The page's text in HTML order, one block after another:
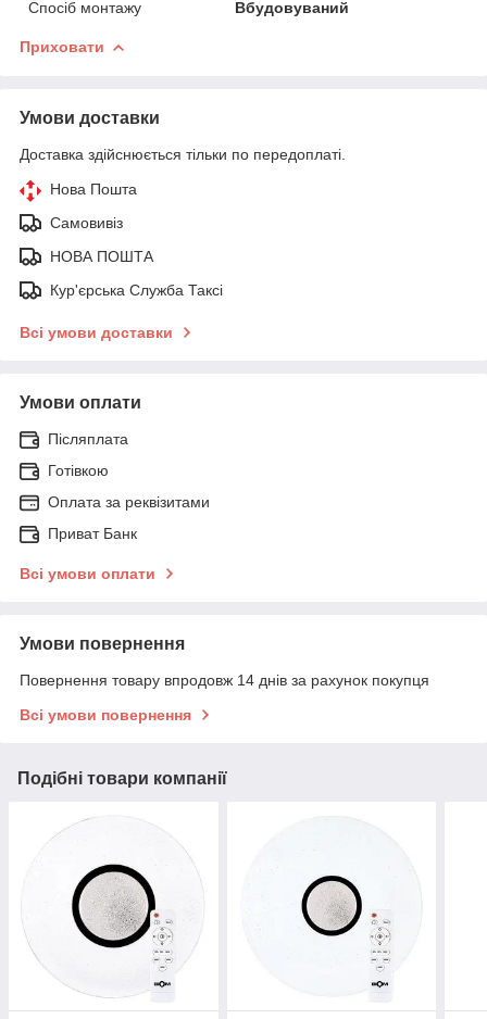
Спосіб монтажу
Вбудовуваний
Приховати
Умови доставки
Доставка здійснюється тільки по передоплаті.
Нова Пошта
Самовивіз
НОВА ПОШТА
Кур'єрська Служба Таксі
Всі умови доставки
Умови оплати
Післяплата
Готівкою
Оплата за реквізитами
Приват Банк
Всі умови оплати
Умови повернення
Повернення товару впродовж 14 днів за рахунок покупця
Всі умови повернення
Подібні товари компанії